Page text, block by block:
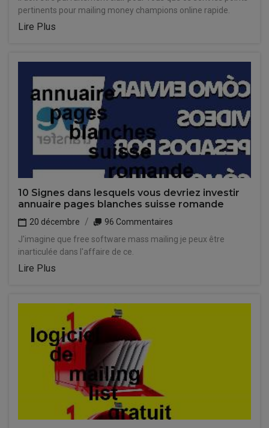
pertinents pour mailing money champions online rapide.
Lire Plus
10 Signes dans lesquels vous devriez investir
annuaire pages blanches suisse romande
20 décembre
96 Commentaires
J'imagine que free software mass mailing je peux être
inarticulée dans l'affaire de ce.
Lire Plus